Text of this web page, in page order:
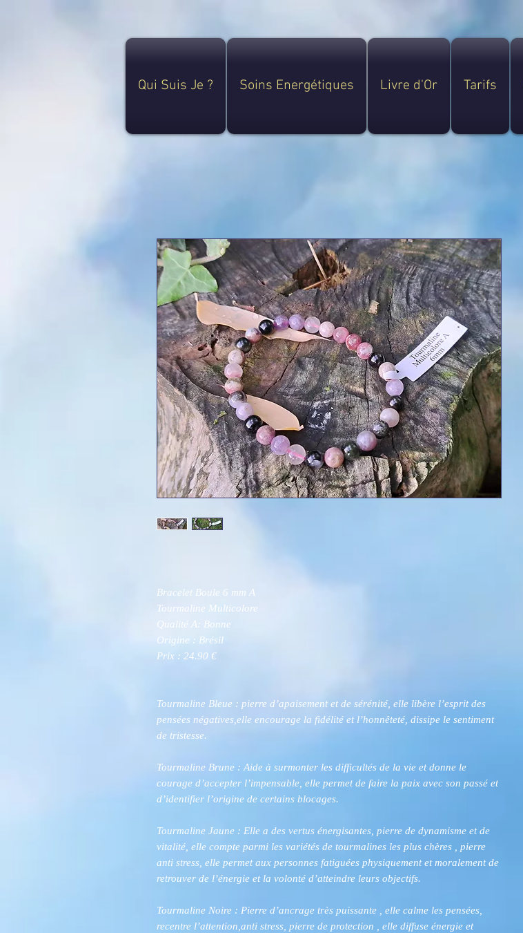
Qui Suis Je ? Soins Energétiques Livre d'Or Tarifs
Bracelet Boule 6 mm A
Tourmaline Multicolore
Qualité A: Bonne
Origine : Brésil
Prix : 24.90 €
Tourmaline Bleue : pierre d’apaisement et de sérénité, elle libère l’esprit des
pensées négatives,elle encourage la fidélité et l’honnêteté, dissipe le sentiment
de tristesse.
Tourmaline Brune : Aide à surmonter les difficultés de la vie et donne le
courage d’accepter l’impensable, elle permet de faire la paix avec son passé et
d’identifier l’origine de certains blocages.
Tourmaline Jaune : Elle a des vertus énergisantes, pierre de dynamisme et de
vitalité, elle compte parmi les variétés de tourmalines les plus chères , pierre
anti stress, elle permet aux personnes fatiguées physiquement et moralement de
retrouver de l’énergie et la volonté d’atteindre leurs objectifs.
Tourmaline Noire : Pierre d’ancrage très puissante , elle calme les pensées,
recentre l’attention,anti stress, pierre de protection , elle diffuse énergie et